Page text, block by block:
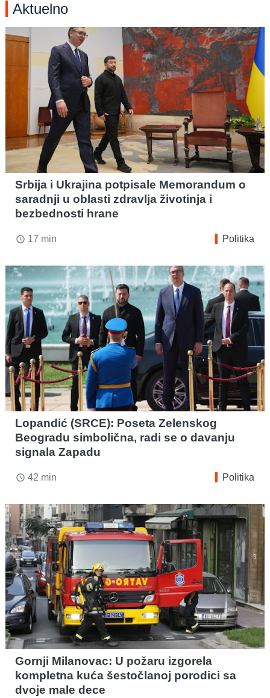
Aktuelno
Srbija i Ukrajina potpisale Memorandum o
saradnji u oblasti zdravlja životinja i
bezbednosti hrane
access_time 17 min Politika
Lopandić (SRCE): Poseta Zelenskog
Beogradu simbolična, radi se o davanju
signala Zapadu
access_time 42 min Politika
Gornji Milanovac: U požaru izgorela
kompletna kuća šestočlanoj porodici sa
dvoje male dece